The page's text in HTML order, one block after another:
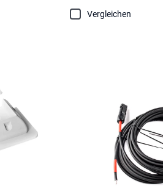
Vergleichen